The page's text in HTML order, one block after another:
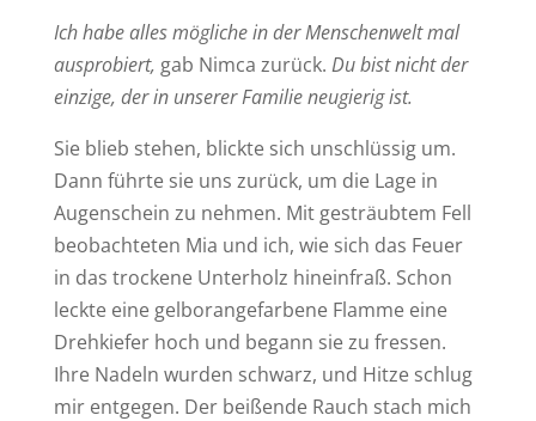
Ich habe alles mögliche in der Menschenwelt mal
ausprobiert, gab Nimca zurück. Du bist nicht der
einzige, der in unserer Familie neugierig ist.
Sie blieb stehen, blickte sich unschlüssig um.
Dann führte sie uns zurück, um die Lage in
Augenschein zu nehmen. Mit gesträubtem Fell
beobachteten Mia und ich, wie sich das Feuer
in das trockene Unterholz hineinfraß. Schon
leckte eine gelborangefarbene Flamme eine
Drehkiefer hoch und begann sie zu fressen.
Ihre Nadeln wurden schwarz, und Hitze schlug
mir entgegen. Der beißende Rauch stach mich